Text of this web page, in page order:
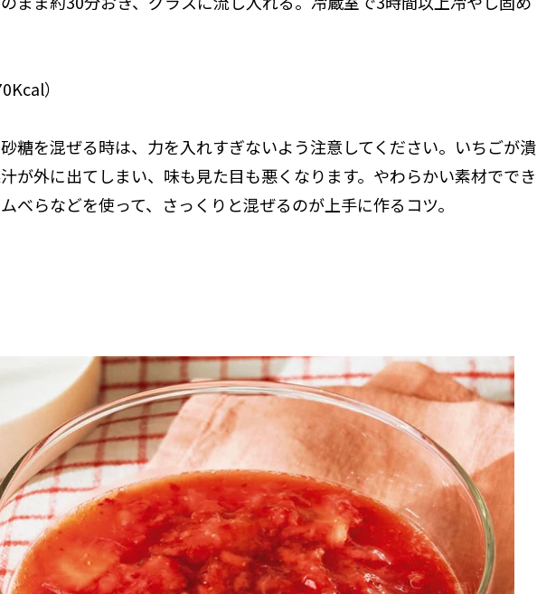
）
糖を混ぜる時は、力を入れすぎないよう注意してください。いちごが潰
が外に出てしまい、味も見た目も悪くなります。やわらかい素材ででき
べらなどを使って、さっくりと混ぜるのが上手に作るコツ。